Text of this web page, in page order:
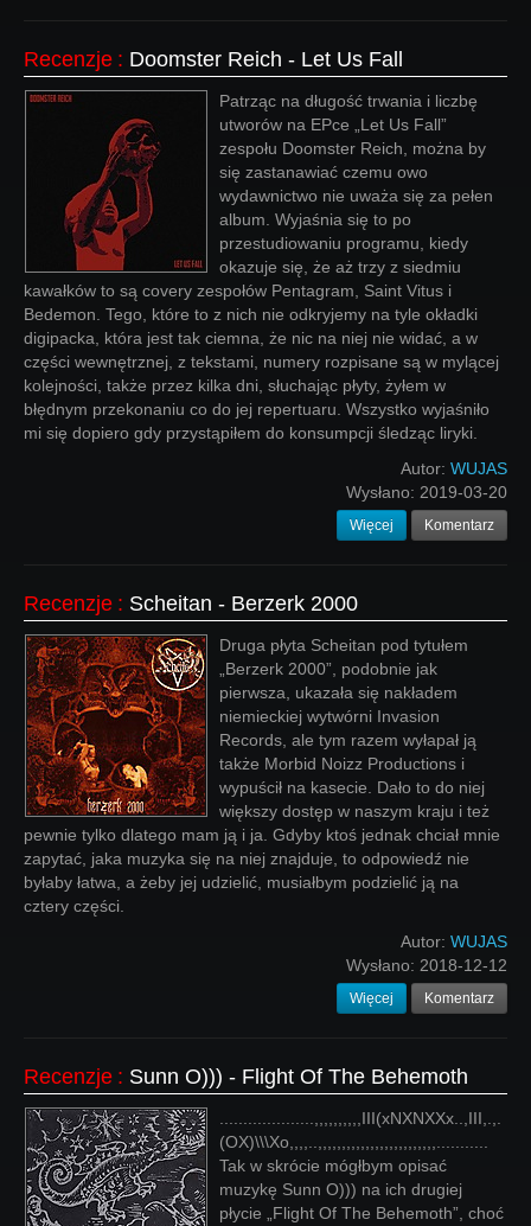
Recenzje : Doomster Reich - Let Us Fall
Patrząc na długość trwania i liczbę
utworów na EPce „Let Us Fall”
zespołu Doomster Reich, można by
się zastanawiać czemu owo
wydawnictwo nie uważa się za pełen
album. Wyjaśnia się to po
przestudiowaniu programu, kiedy
okazuje się, że aż trzy z siedmiu
kawałków to są covery zespołów Pentagram, Saint Vitus i
Bedemon. Tego, które to z nich nie odkryjemy na tyle okładki
digipacka, która jest tak ciemna, że nic na niej nie widać, a w
części wewnętrznej, z tekstami, numery rozpisane są w mylącej
kolejności, także przez kilka dni, słuchając płyty, żyłem w
błędnym przekonaniu co do jej repertuaru. Wszystko wyjaśniło
mi się dopiero gdy przystąpiłem do konsumpcji śledząc liryki.
Autor: WUJAS
Wysłano: 2019-03-20
Więcej Komentarz
Recenzje : Scheitan - Berzerk 2000
Druga płyta Scheitan pod tytułem
„Berzerk 2000”, podobnie jak
pierwsza, ukazała się nakładem
niemieckiej wytwórni Invasion
Records, ale tym razem wyłapał ją
także Morbid Noizz Productions i
wypuścił na kasecie. Dało to do niej
większy dostęp w naszym kraju i też
pewnie tylko dlatego mam ją i ja. Gdyby ktoś jednak chciał mnie
zapytać, jaka muzyka się na niej znajduje, to odpowiedź nie
byłaby łatwa, a żeby jej udzielić, musiałbym podzielić ją na
cztery części.
Autor: WUJAS
Wysłano: 2018-12-12
Więcej Komentarz
Recenzje : Sunn O))) - Flight Of The Behemoth
....................,,,,,,,,,,III(xNXNXXx..,III,.,.
(OX)\\\Xo,,,,..,,,,,,,,,,,,,,,,,,,,,,,,,...........
Tak w skrócie mógłbym opisać
muzykę Sunn O))) na ich drugiej
płycie „Flight Of The Behemoth”, choć